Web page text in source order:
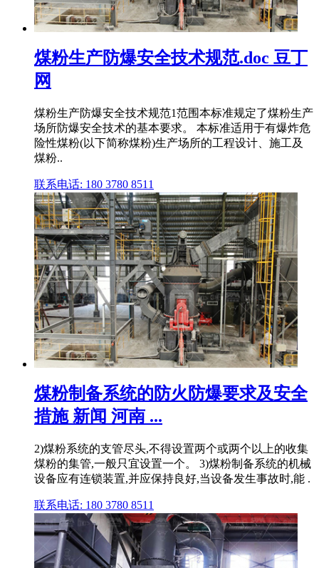
煤粉生产防爆安全技术规范.doc 豆丁
网
煤粉生产防爆安全技术规范1范围本标准规定了煤粉生产
场所防爆安全技术的基本要求。 本标准适用于有爆炸危
险性煤粉(以下简称煤粉)生产场所的工程设计、施工及
煤粉..
联系电话: 180 3780 8511
煤粉制备系统的防火防爆要求及安全
措施 新闻 河南 ...
2)煤粉系统的支管尽头,不得设置两个或两个以上的收集
煤粉的集管,一般只宜设置一个。 3)煤粉制备系统的机械
设备应有连锁装置,并应保持良好,当设备发生事故时,能 .
联系电话: 180 3780 8511